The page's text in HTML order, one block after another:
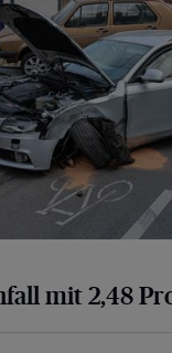
mit 2,48